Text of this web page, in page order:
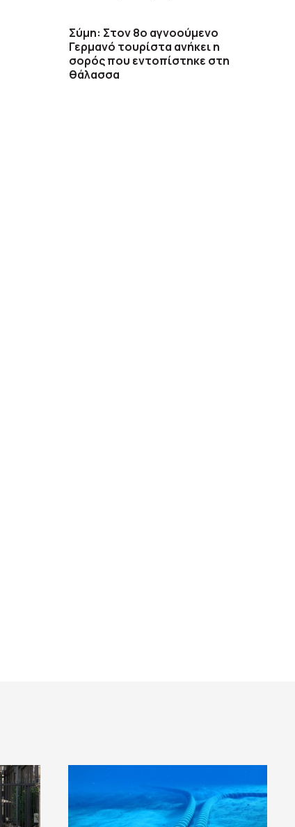
Σύμη: Στον 8ο αγνοούμενο
Γερμανό τουρίστα ανήκει η
σορός που εντοπίστηκε στη
θάλασσα